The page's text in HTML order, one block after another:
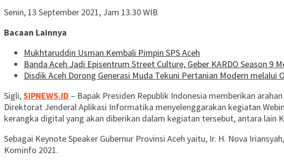
Senin, 13 September 2021, Jam 13.30 WIB
Bacaan Lainnya
Mukhtaruddin Usman Kembali Pimpin SPS Aceh
Banda Aceh Jadi Episentrum Street Culture, Geber KARDO Season 9
Disdik Aceh Dorong Generasi Muda Tekuni Pertanian Modern melalui
Sigli,SIPNEWS.ID – Bapak Presiden Republik Indonesia memberikan
Direktorat Jenderal Aplikasi Informatika menyelenggarakan kegiatan
kerangka digital yang akan diberikan dalam kegiatan tersebut, antara lain
Sebagai Keynote Speaker Gubernur Provinsi Aceh yaitu, Ir. H. Nova
Kominfo 2021.